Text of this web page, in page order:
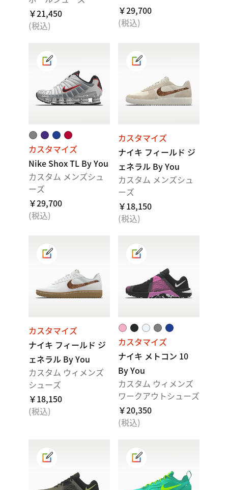
￥21,450
(税込)
￥29,700
(税込)
カスタマイズ
Nike Shox TL By You
カスタム メンズシュ
ーズ
￥29,700
(税込)
カスタマイズ
ナイキ フィールド ジ
ェネラル By You
カスタム メンズシュ
ーズ
￥18,150
(税込)
カスタマイズ
ナイキ フィールド ジ
ェネラル By You
カスタム ウィメンズ
シューズ
￥18,150
(税込)
カスタマイズ
ナイキ メトコン 10
By You
カスタム ウィメンズ
ワークアウトシューズ
￥20,350
(税込)